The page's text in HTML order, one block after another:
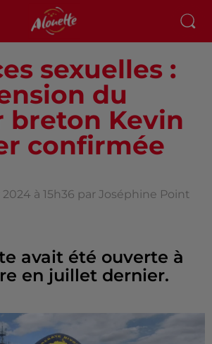
sexuelles :
du
breton Kevin
confirmée
2024 à 15h36 par Joséphine Point
avait été ouverte à
en juillet dernier.